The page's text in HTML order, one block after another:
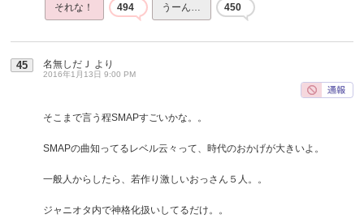
それな！ 494 うーん… 450
45 名無しだＪ より
2016年1月13日 9:00 PM
そこまで言う程SMAPすごいかな。。
SMAPの曲知ってるレベル云々って、時代のおかげが大きいよ。
一般人からしたら、若作り激しいおっさん５人。。
ジャニオタ内で神格化扱いしてるだけ。。